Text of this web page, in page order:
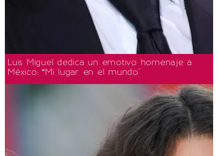
Luis Miguel dedica un emotivo homenaje a
México: “Mi lugar en el mundo"